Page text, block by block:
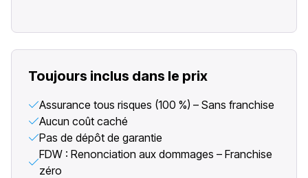
Toujours inclus dans le prix
Assurance tous risques (100 %) – Sans franchise
Aucun coût caché
Pas de dépôt de garantie
FDW : Renonciation aux dommages – Franchise
zéro